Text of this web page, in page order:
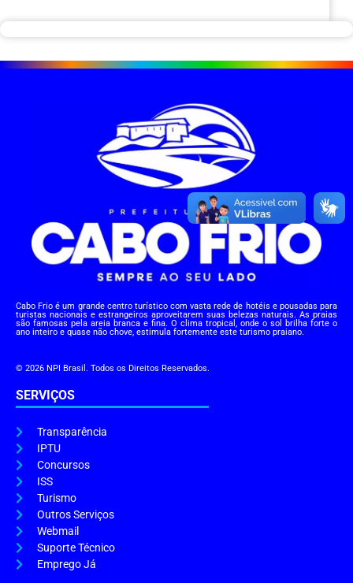
Cabo Frio é um grande centro turístico com vasta rede de hotéis e pousadas para
turistas nacionais e estrangeiros aproveitarem suas belezas naturais. As praias
são famosas pela areia branca e fina. O clima tropical, onde o sol brilha forte o
ano inteiro e quase não chove, estimula fortemente este turismo praiano.
© 2026 NPI Brasil. Todos os Direitos Reservados.
SERVIÇOS
Transparência
IPTU
Concursos
ISS
Turismo
Outros Serviços
Webmail
Suporte Técnico
Emprego Já